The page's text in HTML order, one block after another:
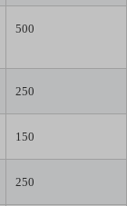
500
250
150
250